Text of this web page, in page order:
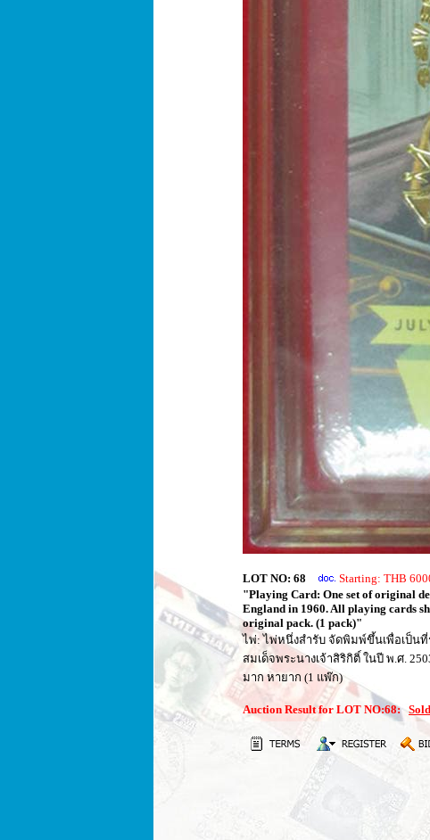
LOT NO: 68
Starting: THB
"Playing Card: One set of original
England in 1960. All playing cards
original pack. (1 pack)"
ไพ่: ไพ่หนึ่งสำรับ จัดพิมพ์ขึ้นเพื่อเป็นที่
สมเด็จพระนางเจ้าสิริกิติ์ ในปี พ.ศ.
มาก หายาก (1 แพ๊ก)
Auction Result for LOT NO:68: